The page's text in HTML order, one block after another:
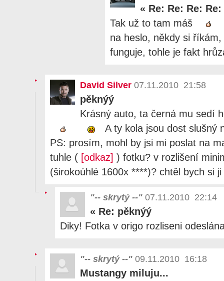
« Re: Re: Re:
Tak už to tam máš
na heslo, někdy si
funguje, tohle je fakt
David Silver 07.11.2010 21:58
pěknýý
Krásný auto, ta černá mu sedí
A ty kola jsou dost slušný
PS: prosím, mohl by jsi mi poslat na
tuhle ( [odkaz] ) fotku? v rozlišení
(širokoúhlé 1600x ****)? chtěl bych si
"-- skrytý --" 07.11.2010 22:14
« Re: pěknýý
Diky! Fotka v origo rozliseni
"-- skrytý --" 09.11.2010 16:18
Mustangy miluju...